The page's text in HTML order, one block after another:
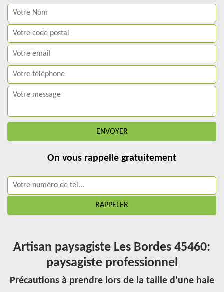
On vous rappelle gratuitement
Artisan paysagiste Les Bordes 45460:
paysagiste professionnel
Précautions à prendre lors de la taille d'une haie